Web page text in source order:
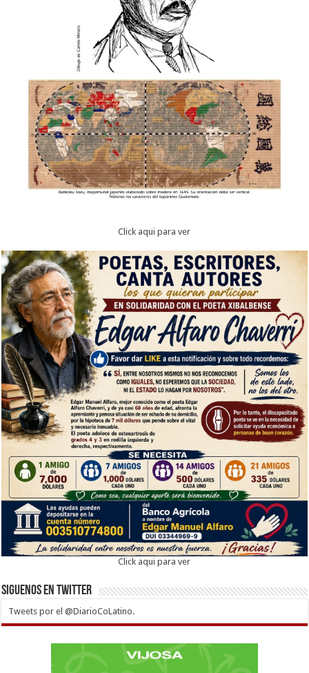
Click aqui para ver
Click aqui para ver
Siguenos en twitter
Tweets por el @DiarioCoLatino.